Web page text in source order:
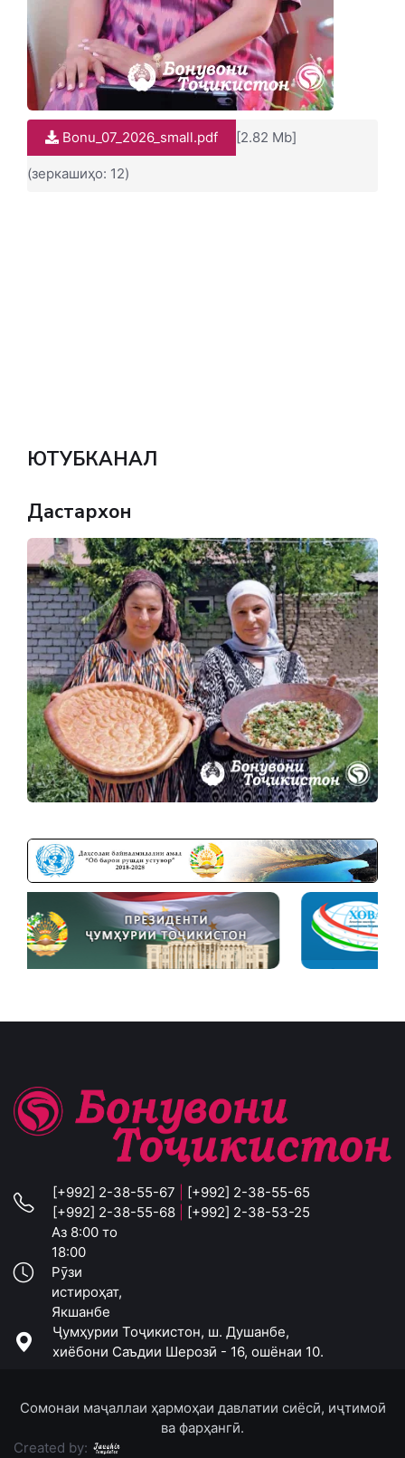
Bonu_07_2026_small.pdf [2.82 Mb]
(зеркашиҳо: 12)
ЮТУБКАНАЛ
Дастархон
[+992] 2-38-55-67
[+992] 2-38-55-65
[+992] 2-38-55-68
[+992] 2-38-53-25
Аз 8:00 то
18:00
Рӯзи
истироҳат,
Якшанбе
Ҷумҳурии Тоҷикистон, ш. Душанбе,
хиёбони Саъдии Шерозӣ - 16, ошёнаи 10.
Сомонаи маҷаллаи ҳармоҳаи давлатии сиёсӣ, иҷтимоӣ
ва фарҳангӣ.
Created by: